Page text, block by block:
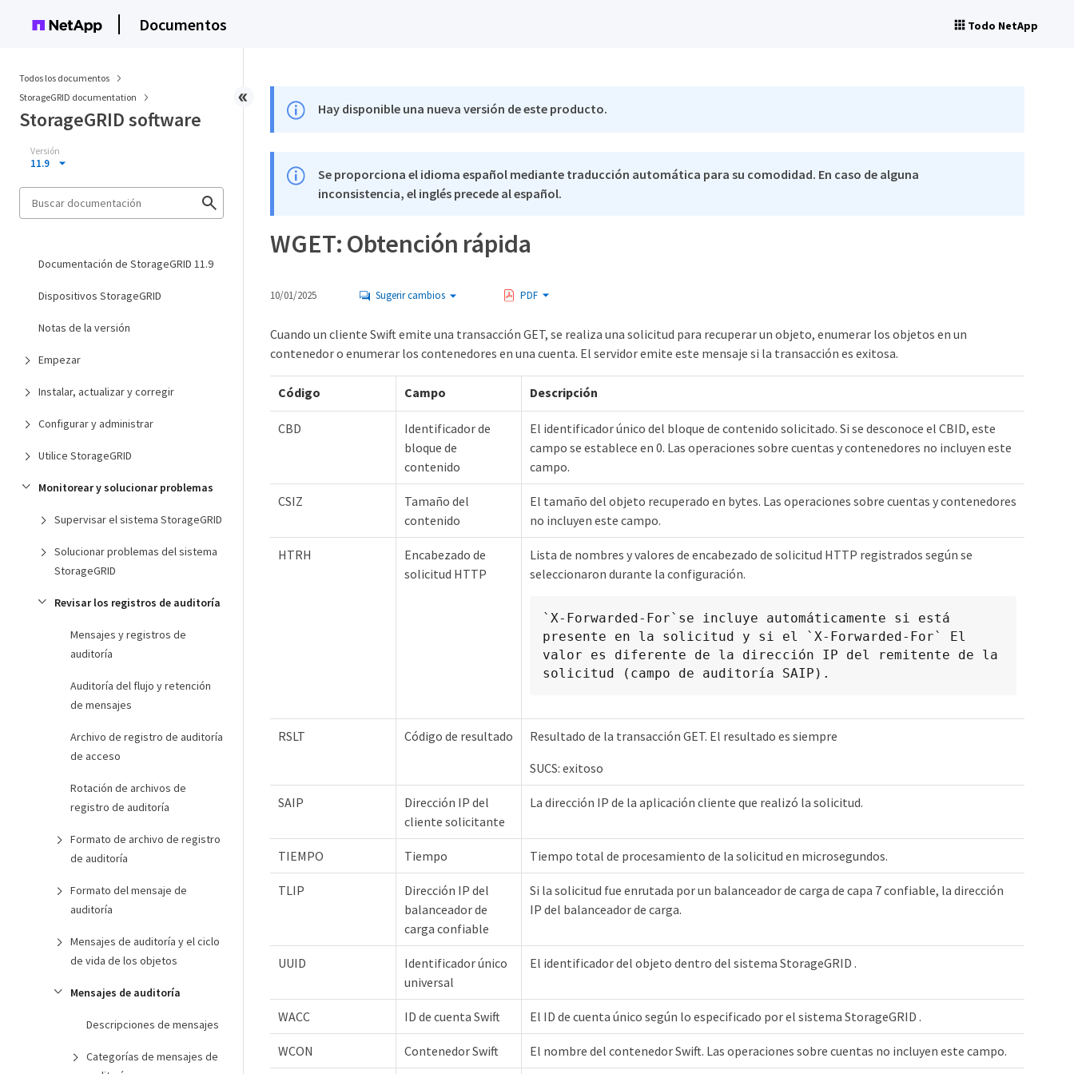
Documentos Todo NetApp
Todos los documentos
StorageGRID documentation
StorageGRID software
Versión
11.9
Documentación de StorageGRID 11.9
Dispositivos StorageGRID
Notas de la versión
Empezar
Instalar, actualizar y corregir
Configurar y administrar
Utilice StorageGRID
Monitorear y solucionar problemas
Supervisar el sistema StorageGRID
Solucionar problemas del sistema
StorageGRID
Revisar los registros de auditoría
Mensajes y registros de
auditoría
Auditoría del flujo y retención
de mensajes
Archivo de registro de auditoría
de acceso
Rotación de archivos de
registro de auditoría
Formato de archivo de registro
de auditoría
Formato del mensaje de
auditoría
Mensajes de auditoría y el ciclo
de vida de los objetos
Mensajes de auditoría
Descripciones de mensajes
Categorías de mensajes de
Hay disponible una nueva versión de este producto.
Se proporciona el idioma español mediante traducción automática para su comodidad. En caso de alguna
inconsistencia, el inglés precede al español.
WGET: Obtención rápida
10/01/2025 Sugerir cambios PDF
Cuando un cliente Swift emite una transacción GET, se realiza una solicitud para recuperar un objeto, enumerar los objetos en un
contenedor o enumerar los contenedores en una cuenta. El servidor emite este mensaje si la transacción es exitosa.
Código Campo Descripción
CBD
Identificador de
bloque de
contenido
El identificador único del bloque de contenido solicitado. Si se desconoce el CBID, este
campo se establece en 0. Las operaciones sobre cuentas y contenedores no incluyen este
campo.
CSIZ
Tamaño del
contenido
El tamaño del objeto recuperado en bytes. Las operaciones sobre cuentas y contenedores
no incluyen este campo.
HTRH
Encabezado de
solicitud HTTP
Lista de nombres y valores de encabezado de solicitud HTTP registrados según se
seleccionaron durante la configuración.
`X-Forwarded-For`se incluye automáticamente si está
presente en la solicitud y si el `X-Forwarded-For` El
valor es diferente de la dirección IP del remitente de la
solicitud (campo de auditoría SAIP).
RSLT Código de resultado
Resultado de la transacción GET. El resultado es siempre
SUCS: exitoso
SAIP
Dirección IP del
cliente solicitante
La dirección IP de la aplicación cliente que realizó la solicitud.
TIEMPO Tiempo Tiempo total de procesamiento de la solicitud en microsegundos.
TLIP
Dirección IP del
balanceador de
carga confiable
Si la solicitud fue enrutada por un balanceador de carga de capa 7 confiable, la dirección
IP del balanceador de carga.
UUID
Identificador único
universal
El identificador del objeto dentro del sistema StorageGRID .
WACC ID de cuenta Swift El ID de cuenta único según lo especificado por el sistema StorageGRID .
WCON Contenedor Swift El nombre del contenedor Swift. Las operaciones sobre cuentas no incluyen este campo.